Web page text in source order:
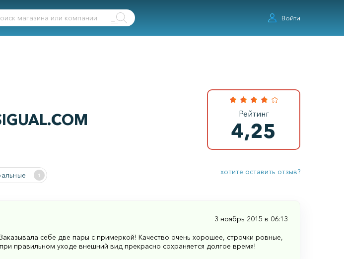
Войти
Рейтинг
4,25
1 хотите оставить отзыв?
3 ноябрь 2015 в 06:13
себе две пары с примеркой! Качество очень хорошее, строчки ровные,
правильном уходе внешний вид прекрасно сохраняется долгое время!